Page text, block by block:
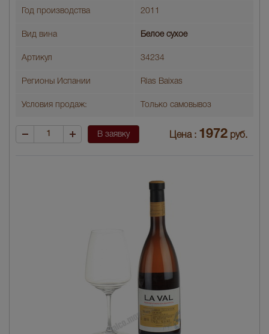
Год производства 2011
Вид вина Белое сухое
Артикул 34234
Регионы Испании Rias Baixas
Условия продаж: Только самовывоз
В заявку Цена : 1972 руб.